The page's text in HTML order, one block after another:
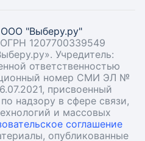
"Выберу.ру"
1207700339549
Учредитель:
ответственностью
номер СМИ ЭЛ №
присвоенный
надзору в сфере связи,
и массовых
соглашение
опубликованные